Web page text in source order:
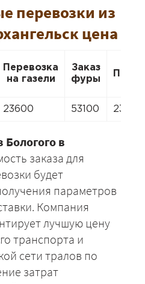
перевозки из
цена
Перевозка
на газели
Заказ
фуры
23600 53100 23600
Бологого в
заказа для
будет
параметров
Компания
лучшую цену
транспорта и
сети тралов по
затрат